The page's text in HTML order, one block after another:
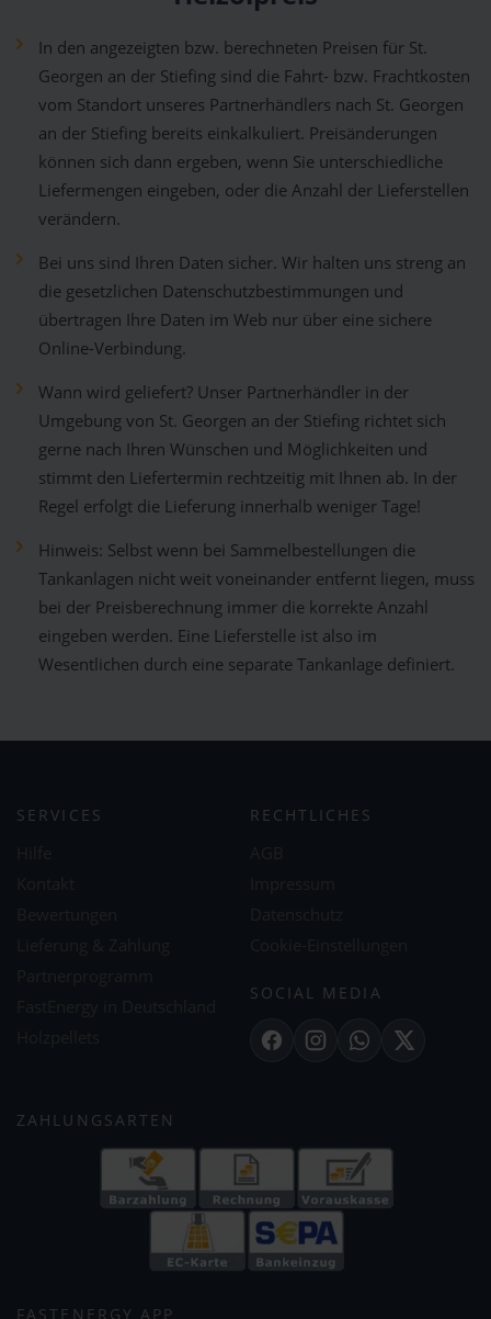
In den angezeigten bzw. berechneten Preisen für St.
Georgen an der Stiefing sind die Fahrt- bzw. Frachtkosten
vom Standort unseres Partnerhändlers nach St. Georgen
an der Stiefing bereits einkalkuliert. Preisänderungen
können sich dann ergeben, wenn Sie unterschiedliche
Liefermengen eingeben, oder die Anzahl der Lieferstellen
verändern.
Bei uns sind Ihren Daten sicher. Wir halten uns streng an
die gesetzlichen Datenschutzbestimmungen und
übertragen Ihre Daten im Web nur über eine sichere
Online-Verbindung.
Wann wird geliefert? Unser Partnerhändler in der
Umgebung von St. Georgen an der Stiefing richtet sich
gerne nach Ihren Wünschen und Möglichkeiten und
stimmt den Liefertermin rechtzeitig mit Ihnen ab. In der
Regel erfolgt die Lieferung innerhalb weniger Tage!
Hinweis: Selbst wenn bei Sammelbestellungen die
Tankanlagen nicht weit voneinander entfernt liegen, muss
bei der Preisberechnung immer die korrekte Anzahl
eingeben werden. Eine Lieferstelle ist also im
Wesentlichen durch eine separate Tankanlage definiert.
SERVICES RECHTLICHES
SOCIAL MEDIA
FacebookInstagramWhatsApp
X
ZAHLUNGSARTEN
FASTENERGY APP